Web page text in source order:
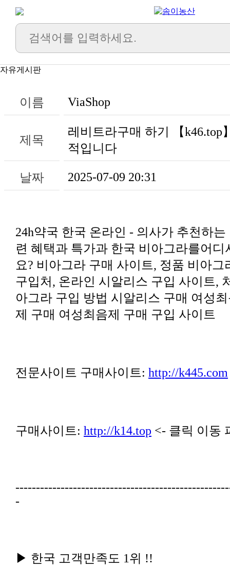
자유게시판
이름 ViaShop
제목
적입니다
날짜 2025-07-09 20:31
제 구매 여성최음제 구매 구입 사이트
전문사이트 구매사이트: http://k445.com
구매사이트: http://k14.top <- 클릭 이동
-
▶ 한국 고객만족도 1위 !!